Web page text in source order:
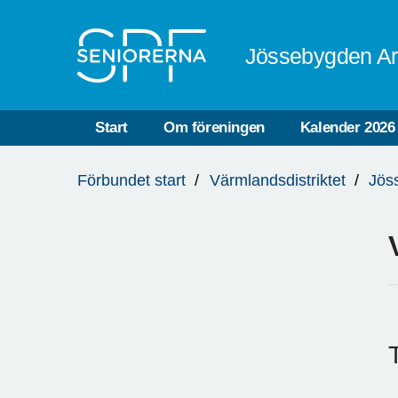
Jössebygden
Start Om föreningen Kalender 2026
är
Förbundet start Värmlandsdistriktet